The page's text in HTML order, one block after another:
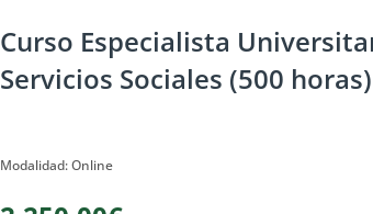
Curso Especialista
Servicios Sociales (500 horas)
Modalidad: Online